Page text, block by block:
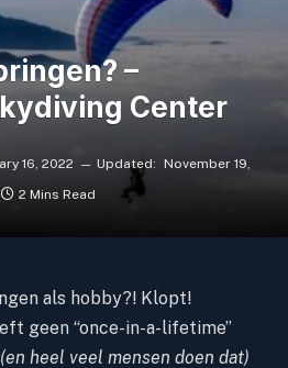
–
Center
16, 2022 Updated: November 19,
2 Mins Read
als hobby?! Klopt!
geen “once-in-a-lifetime”
(en heel veel mensen doen dat)